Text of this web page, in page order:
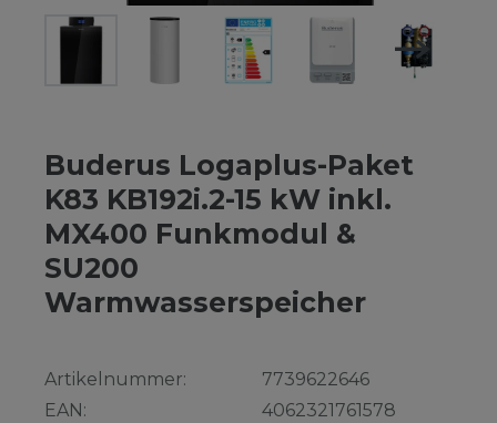
Buderus Logaplus-Paket
K83 KB192i.2-15 kW inkl.
MX400 Funkmodul &
SU200
Warmwasserspeicher
Artikelnummer:
EAN:
7739622646
4062321761578